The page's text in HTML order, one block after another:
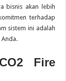
bisnis akan lebih
terhadap
sistem ini adalah
Anda.
Fire